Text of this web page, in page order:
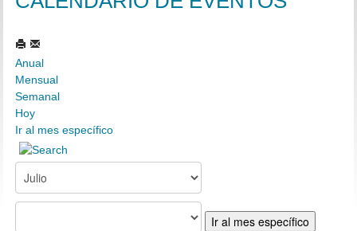
Anual
Mensual
Semanal
Hoy
Ir al mes específico
Ir al mes específico